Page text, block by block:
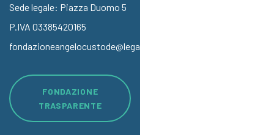
Sede legale: Piazza Duomo 5
P.IVA 03385420165
fondazioneangelocustode@legalmail.it
FONDAZIONE
TRASPARENTE